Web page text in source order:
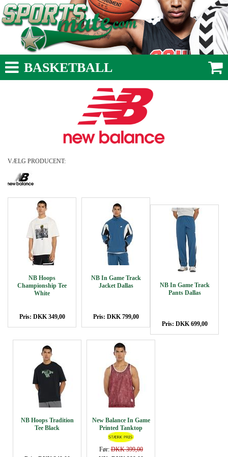
BASKETBALL
VÆLG PRODUCENT:
NB Hoops
Championship Tee
White
Pris: DKK 349,00
NB In Game Track
Jacket Dallas
Pris: DKK 799,00
NB In Game Track
Pants Dallas
Pris: DKK 699,00
NB Hoops Tradition
Tee Black
New Balance In Game
Printed Tanktop
Før:DKK 399,00